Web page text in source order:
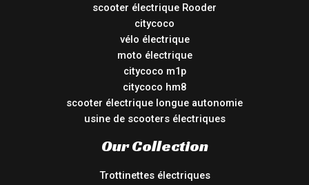
scooter électrique Rooder
citycoco
vélo électrique
moto électrique
citycoco m1p
citycoco hm8
scooter électrique longue autonomie
usine de scooters électriques
Our Collection
Trottinettes électriques